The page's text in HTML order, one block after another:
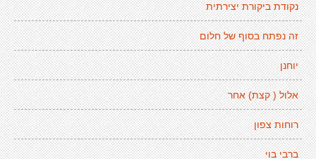
נקודת ביקורת יצירתית
זה נפתח בסוף של חלום
יוחנן
אלול ( קצת) אחר
רוחות צפון
ברבי בוי